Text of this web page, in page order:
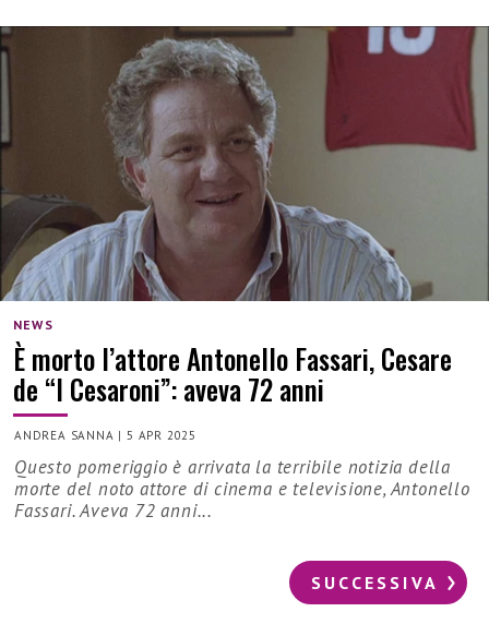
NEWS
È morto l’attore Antonello Fassari, Cesare
de “I Cesaroni”: aveva 72 anni
ANDREA SANNA | 5 APR 2025
Questo pomeriggio è arrivata la terribile notizia della
morte del noto attore di cinema e televisione, Antonello
Fassari. Aveva 72 anni...
SUCCESSIVA